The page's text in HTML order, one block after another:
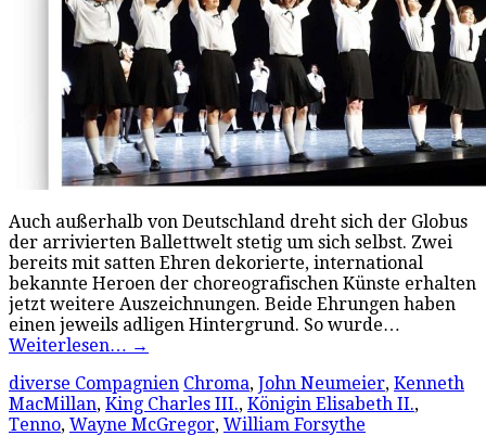
Auch außerhalb von Deutschland dreht sich der Globus
der arrivierten Ballettwelt stetig um sich selbst. Zwei
bereits mit satten Ehren dekorierte, international
bekannte Heroen der choreografischen Künste erhalten
jetzt weitere Auszeichnungen. Beide Ehrungen haben
einen jeweils adligen Hintergrund. So wurde…
Weiterlesen… →
diverse Compagnien Chroma, John Neumeier, Kenneth
MacMillan, King Charles III., Königin Elisabeth II.,
Tenno, Wayne McGregor, William Forsythe